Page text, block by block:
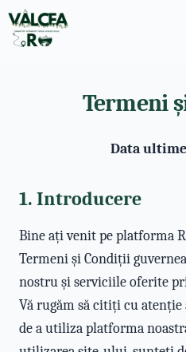
Termeni
Data
1. Introducere
Bine ați venit pe platforma
Termeni și Condiții
nostru și serviciile oferite
Vă rugăm să citiți cu
de a utiliza platforma